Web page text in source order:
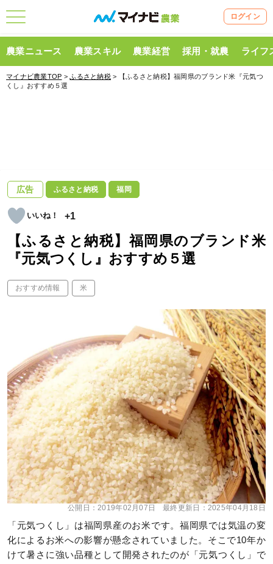
ログイン
農業ニュース 農業スキル 農業経営 採用・就農 ライフ
マイナビ農業TOP >ふるさと納税 > 【ふるさと納税】福岡県のブランド米『元気つ
くし』おすすめ５選
広告 ふるさと納税 福岡
+1
【ふるさと納税】福岡県のブランド米
『元気つくし』おすすめ５選
おすすめ情報 米
公開日：2019年02月07日 最終更新日： 2025年04月18日
「元気つくし」は福岡県産のお米です。福岡県では気温の変
化によるお米への影響が懸念されていました。そこで10年か
けて暑さに強い品種として開発されたのが「元気つくし」で